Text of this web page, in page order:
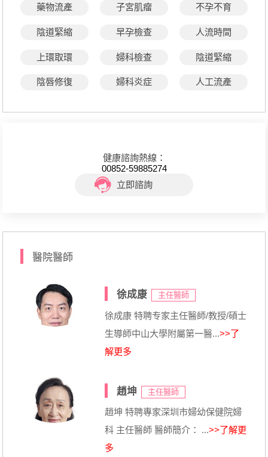
藥物流產 子宮肌瘤 不孕不育
陰道緊縮 早孕檢查 人流時間
上環取環 婦科檢查 陰道緊縮
陰唇修復 婦科炎症 人工流產
健康諮詢熱線：
00852-59885274
立即諮詢
醫院醫師
徐成康 主任醫師
徐成康 特聘专家主任醫師/教授/碩士
生導師中山大學附屬第一醫...>>了
解更多
趙坤 主任醫師
趙坤 特聘專家深圳市婦幼保健院婦
科 主任醫師 醫師簡介： ...>>了解更
多